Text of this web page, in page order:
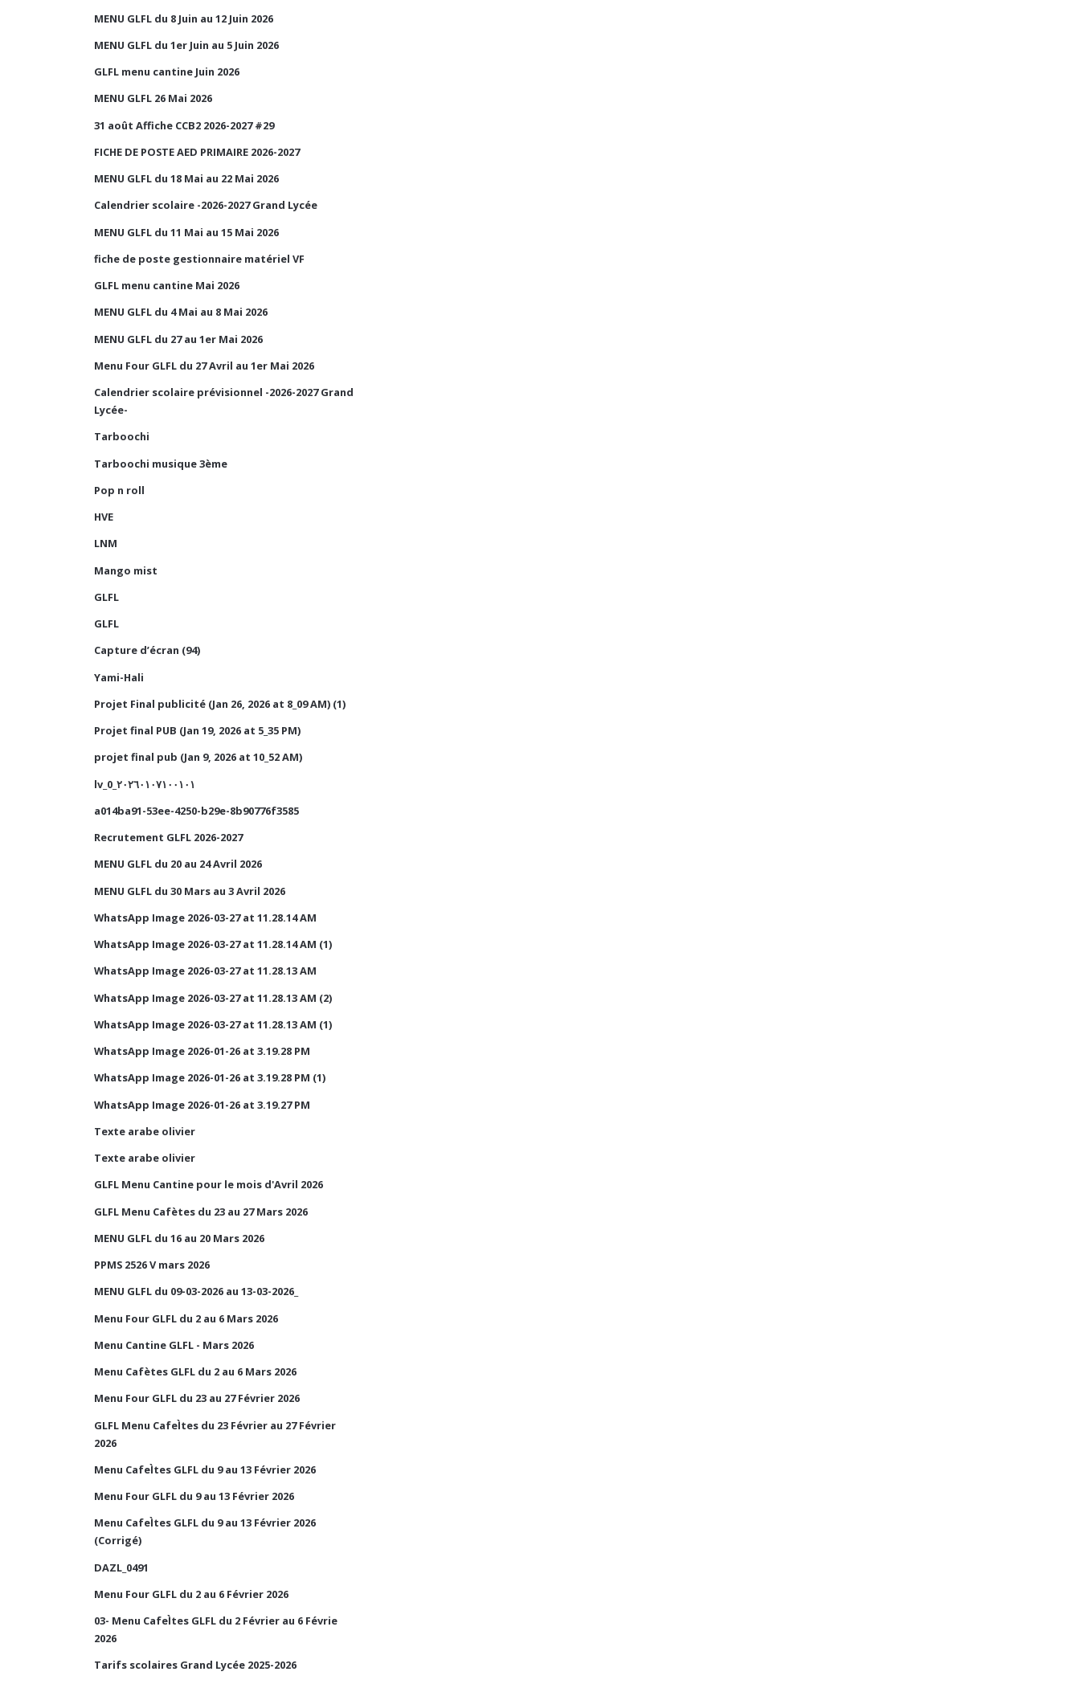
MENU GLFL du 8 Juin au 12 Juin 2026
MENU GLFL du 1er Juin au 5 Juin 2026
GLFL menu cantine Juin 2026
MENU GLFL 26 Mai 2026
31 août Affiche CCB2 2026-2027 #29
FICHE DE POSTE AED PRIMAIRE 2026-2027
MENU GLFL du 18 Mai au 22 Mai 2026
Calendrier scolaire -2026-2027 Grand Lycée
MENU GLFL du 11 Mai au 15 Mai 2026
fiche de poste gestionnaire matériel VF
GLFL menu cantine Mai 2026
MENU GLFL du 4 Mai au 8 Mai 2026
MENU GLFL du 27 au 1er Mai 2026
Menu Four GLFL du 27 Avril au 1er Mai 2026
Calendrier scolaire prévisionnel -2026-2027 Grand
Lycée-
Tarboochi
Tarboochi musique 3ème
Pop n roll
HVE
LNM
Mango mist
GLFL
GLFL
Capture d’écran (94)
Yami-Hali
Projet Final publicité (Jan 26, 2026 at 8_09 AM) (1)
Projet final PUB (Jan 19, 2026 at 5_35 PM)
projet final pub (Jan 9, 2026 at 10_52 AM)
lv_0_٢٠٢٦٠١٠٧١٠٠١٠١
a014ba91-53ee-4250-b29e-8b90776f3585
Recrutement GLFL 2026-2027
MENU GLFL du 20 au 24 Avril 2026
MENU GLFL du 30 Mars au 3 Avril 2026
WhatsApp Image 2026-03-27 at 11.28.14 AM
WhatsApp Image 2026-03-27 at 11.28.14 AM (1)
WhatsApp Image 2026-03-27 at 11.28.13 AM
WhatsApp Image 2026-03-27 at 11.28.13 AM (2)
WhatsApp Image 2026-03-27 at 11.28.13 AM (1)
WhatsApp Image 2026-01-26 at 3.19.28 PM
WhatsApp Image 2026-01-26 at 3.19.28 PM (1)
WhatsApp Image 2026-01-26 at 3.19.27 PM
Texte arabe olivier
Texte arabe olivier
GLFL Menu Cantine pour le mois d'Avril 2026
GLFL Menu Cafètes du 23 au 27 Mars 2026
MENU GLFL du 16 au 20 Mars 2026
PPMS 2526 V mars 2026
MENU GLFL du 09-03-2026 au 13-03-2026_
Menu Four GLFL du 2 au 6 Mars 2026
Menu Cantine GLFL - Mars 2026
Menu Cafètes GLFL du 2 au 6 Mars 2026
Menu Four GLFL du 23 au 27 Février 2026
GLFL Menu CafeÌtes du 23 Février au 27 Février
2026
Menu CafeÌtes GLFL du 9 au 13 Février 2026
Menu Four GLFL du 9 au 13 Février 2026
Menu CafeÌtes GLFL du 9 au 13 Février 2026
(Corrigé)
DAZL_0491
Menu Four GLFL du 2 au 6 Février 2026
03- Menu CafeÌtes GLFL du 2 Février au 6 Févrie
2026
Tarifs scolaires Grand Lycée 2025-2026